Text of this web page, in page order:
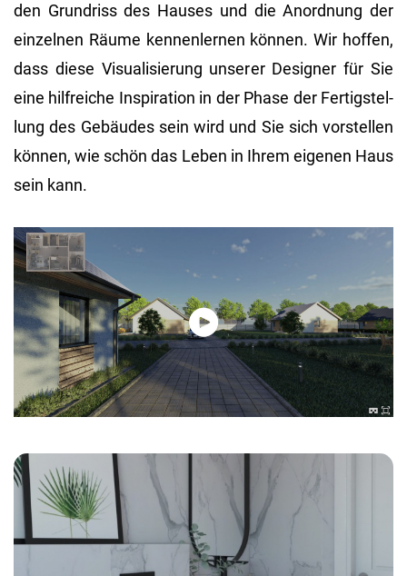
den Grund­riss des Hau­ses und die An­ord­nung der
ein­zel­nen Räume ken­nen­ler­nen kön­nen. Wir hof­fen,
dass diese Vi­sua­li­sie­rung un­se­rer De­si­gner für Sie
eine hilf­rei­che In­spi­ra­ti­on in der Phase der Fer­tig­stel­
lung des Ge­bäu­des sein wird und Sie sich vor­stel­len
kön­nen, wie schön das Leben in Ihrem ei­ge­nen Haus
sein kann.